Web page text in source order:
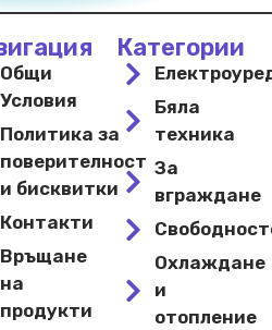
Общи
Условия
Политика за
поверителност
и бисквитки
Контакти
Връщане
на
продукти
Категории
Бяла
техника
За
вграждане
Охлаждане
и
отопление